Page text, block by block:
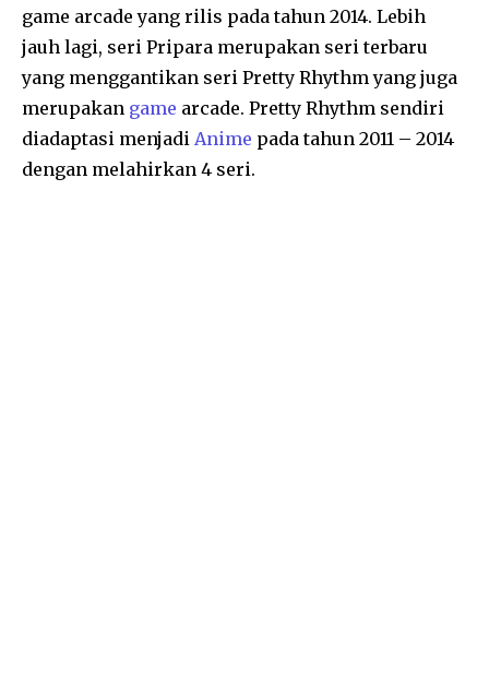
game arcade yang rilis pada tahun 2014. Lebih
jauh lagi, seri Pripara merupakan seri terbaru
yang menggantikan seri Pretty Rhythm yang juga
merupakan game arcade. Pretty Rhythm sendiri
diadaptasi menjadi Anime pada tahun 2011 – 2014
dengan melahirkan 4 seri.